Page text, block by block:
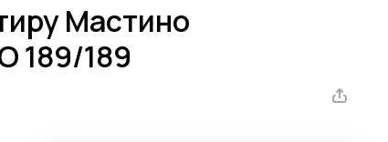
Мастино
189/189